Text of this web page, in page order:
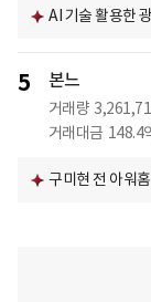
AI 기술 활용한
5 본느
거래량
거래대금 148.4
구미현 전 아워